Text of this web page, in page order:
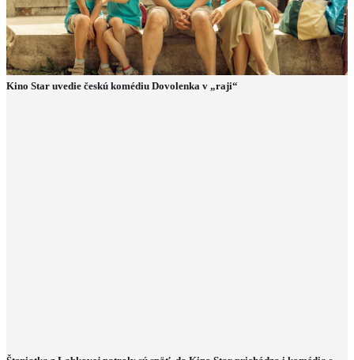
Kino Star uvedie českú komédiu Dovolenka v „raji“